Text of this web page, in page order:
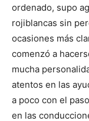
ordenado, supo
rojiblancas sin
ocasiones más
comenzó a
mucha
atentos en las
a poco con el
en las